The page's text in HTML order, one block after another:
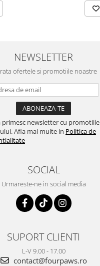
NEWSLETTER
ofertele si promotiile noastre
primesc newsletter cu promotiile
Afla mai multe in Politica de
SOCIAL
Urmareste-ne in social media
SUPORT CLIENTI
L-V 9.00 - 17.00
contact@fourpaws.ro